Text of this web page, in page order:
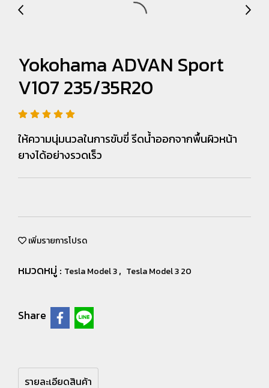
Yokohama ADVAN Sport
V107 235/35R20
ให้ความนุ่มนวลในการขับขี่ รีดน้ำออกจากพื้นผิวหน้า
ยางได้อย่างรวดเร็ว
เพิ่มรายการโปรด
หมวดหมู่ : Tesla Model 3, Tesla Model 3 20
Share
รายละเอียดสินค้า